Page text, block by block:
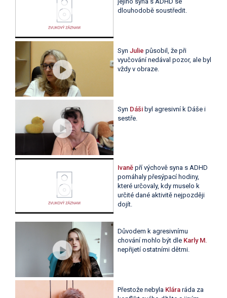
dlouhodobě soustředit.
Syn Julie působil, že při
vyučování nedával pozor, ale byl
vždy v obraze.
Syn Dášibyl agresivní k Dáše i
sestře.
Ivaně pří výchově syna s ADHD
pomáhaly přesýpací hodiny,
které určovaly, kdy muselo k
určité dané aktivitě nejpozději
dojít.
Důvodem k agresivnímu
chování mohlo být dle Karly M.
nepřijetí ostatními dětmi.
Přestože nebylaKlára ráda za